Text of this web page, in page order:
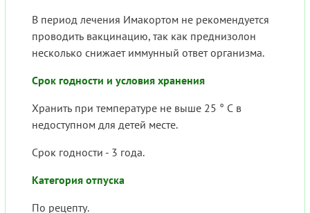
В период лечения Имакортом не рекомендуется
проводить вакцинацию, так как преднизолон
несколько снижает иммунный ответ организма.
Срок годности и условия хранения
Хранить при температуре не выше 25 ° С в
недоступном для детей месте.
Срок годности - 3 года.
Категория отпуска
По рецепту.